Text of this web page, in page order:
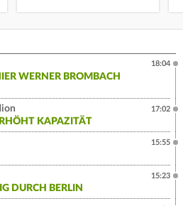
WERNER BROMBACH
18:04
KAPAZITÄT
17:02
15:55
DURCH BERLIN
15:23